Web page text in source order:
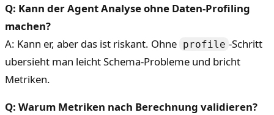
Q: Kann der Agent Analyse ohne Daten-Profiling
machen?
A: Kann er, aber das ist riskant. Ohne profile -Schritt
ubersieht man leicht Schema-Probleme und bricht
Metriken.
Q: Warum Metriken nach Berechnung validieren?